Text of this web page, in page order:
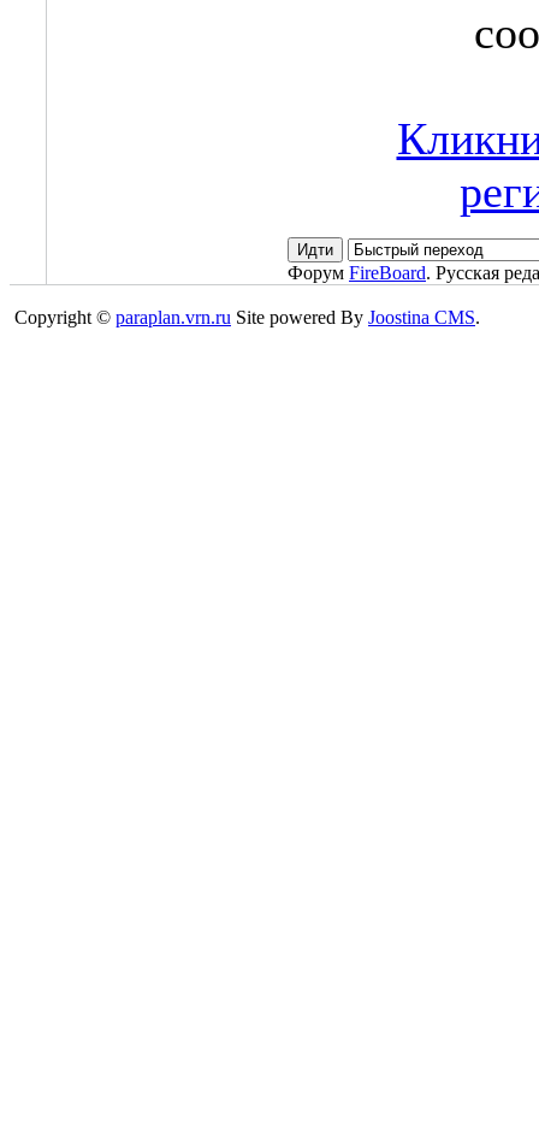
Форум FireBoard. Русская
Copyright © paraplan.vrn.ru Site powered By Joostina CMS.